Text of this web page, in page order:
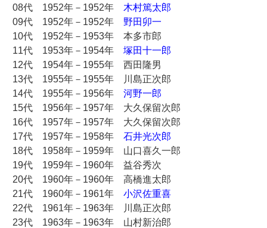
08代 1952年－1952年 木村篤太郎
09代 1952年－1952年 野田卯一
10代 1952年－1953年 本多市郎
11代 1953年－1954年 塚田十一郎
12代 1954年－1955年 西田隆男
13代 1955年－1955年 川島正次郎
14代 1955年－1956年 河野一郎
15代 1956年－1957年 大久保留次郎
16代 1957年－1957年 大久保留次郎
17代 1957年－1958年 石井光次郎
18代 1958年－1959年 山口喜久一郎
19代 1959年－1960年 益谷秀次
20代 1960年－1960年 高橋進太郎
21代 1960年－1961年 小沢佐重喜
22代 1961年－1963年 川島正次郎
23代 1963年－1963年 山村新治郎